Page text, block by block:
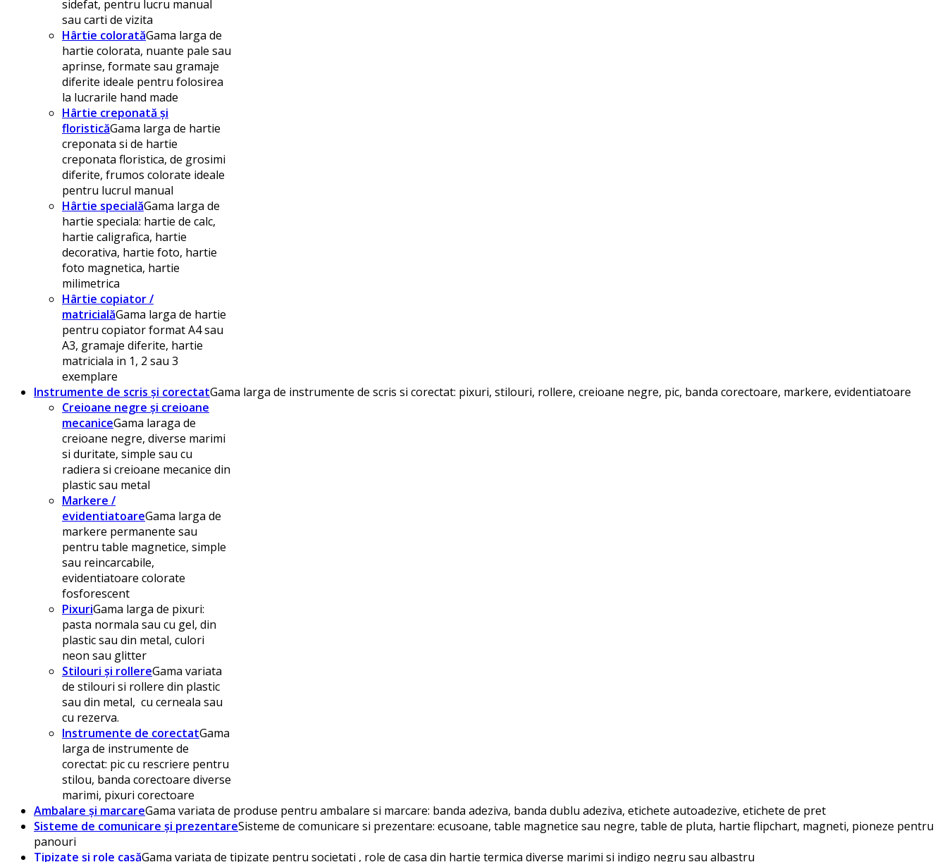
sidefat, pentru lucru manual
sau carti de vizita
Hârtie coloratăGama larga de
hartie colorata, nuante pale sau
aprinse, formate sau gramaje
diferite ideale pentru folosirea
la lucrarile hand made
Hârtie creponată și
floristicăGama larga de hartie
creponata si de hartie
creponata floristica, de grosimi
diferite, frumos colorate ideale
pentru lucrul manual
Hârtie specialăGama larga de
hartie speciala: hartie de calc,
hartie caligrafica, hartie
decorativa, hartie foto, hartie
foto magnetica, hartie
milimetrica
Hârtie copiator /
matricialăGama larga de hartie
pentru copiator format A4 sau
A3, gramaje diferite, hartie
matriciala in 1, 2 sau 3
exemplare
Instrumente de scris și corectatGama larga de instrumente de scris si corectat: pixuri, stilouri, rollere, creioane negre, pic, banda corectoare, markere, evidentiatoare
Creioane negre și creioane
mecaniceGama laraga de
creioane negre, diverse marimi
si duritate, simple sau cu
radiera si creioane mecanice din
plastic sau metal
Markere /
evidentiatoareGama larga de
markere permanente sau
pentru table magnetice, simple
sau reincarcabile,
evidentiatoare colorate
fosforescent
PixuriGama larga de pixuri:
pasta normala sau cu gel, din
plastic sau din metal, culori
neon sau glitter
Stilouri și rollereGama variata
de stilouri si rollere din plastic
sau din metal, cu cerneala sau
cu rezerva.
Instrumente de corectatGama
larga de instrumente de
corectat: pic cu rescriere pentru
stilou, banda corectoare diverse
marimi, pixuri corectoare
Ambalare și marcareGama variata de produse pentru ambalare si marcare: banda adeziva, banda dublu adeziva, etichete autoadezive, etichete de pret
Sisteme de comunicare și prezentareSisteme de comunicare si prezentare: ecusoane, table magnetice sau negre, table de pluta, hartie flipchart, magneti, pioneze pentru
panouri
Tipizate și role casăGama variata de tipizate pentru societati , role de casa din hartie termica diverse marimi si indigo negru sau albastru